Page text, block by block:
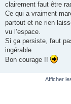
g
e
clairement faut être
Ce qui a vraiment
partout et ne rien
vu l’espace.
Si ça persiste, faut
ingérable…
Bon courage !!
Afficher